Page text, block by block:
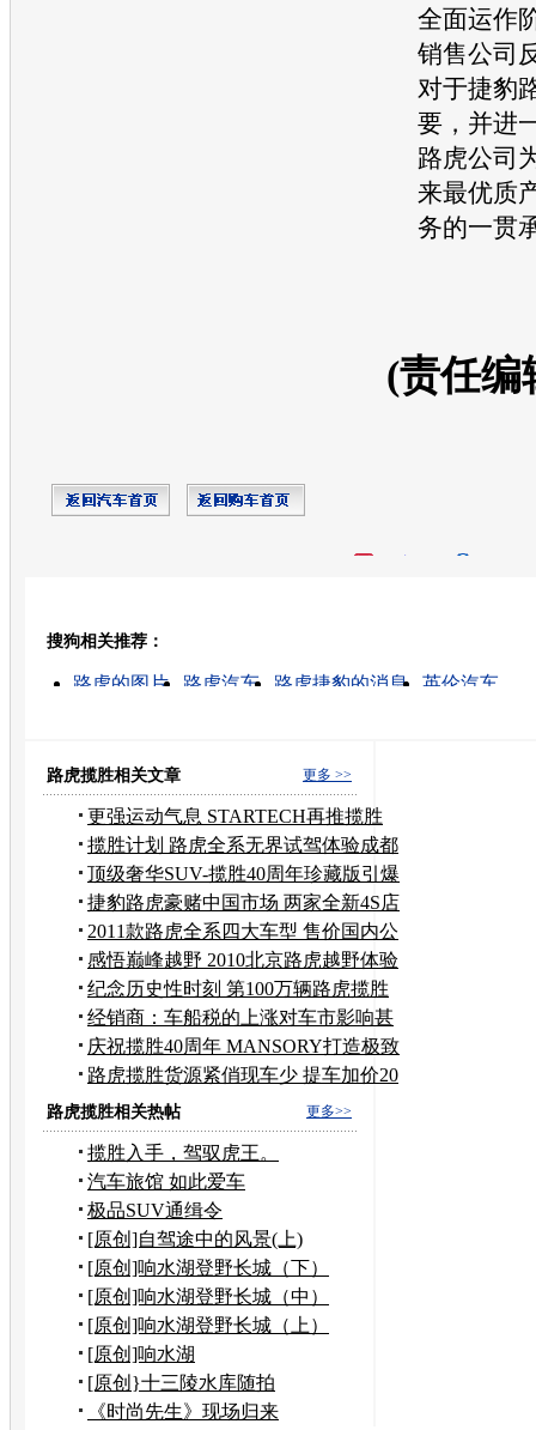
全面运作
销售公司
对于捷豹
要，并进
路虎公司
来最优质
务的一贯
(责任编
搜狗相关推荐：
路虎的图片 路虎汽车 路虎捷豹的消息
英伦汽车
更多 >>
路虎揽胜相关文章
更强运动气息 STARTECH再推揽胜
Sport改装
揽胜计划 路虎全系无界试驾体验成都
举行
顶级奢华SUV-揽胜40周年珍藏版引爆
京城
捷豹路虎豪赌中国市场 两家全新4S店
开业
2011款路虎全系四大车型 售价国内公
布
感悟巅峰越野 2010北京路虎越野体验
会
纪念历史性时刻 第100万辆路虎揽胜
下线
经销商：车船税的上涨对车市影响甚
微
庆祝揽胜40周年 MANSORY打造极致
改装揽胜
路虎揽胜货源紧俏现车少 提车加价20
万
更多>>
路虎揽胜相关热帖
揽胜入手，驾驭虎王。
汽车旅馆 如此爱车
极品SUV通缉令
[原创]自驾途中的风景(上)
[原创]响水湖登野长城（下）
[原创]响水湖登野长城（中）
[原创]响水湖登野长城（上）
[原创]响水湖
[原创}十三陵水库随拍
《时尚先生》现场归来